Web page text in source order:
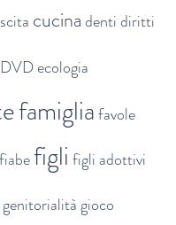
cucinadentidiritti
DVDecologia
famigliafavole
fiabefigli figli adottivi
genitorialitàgioco